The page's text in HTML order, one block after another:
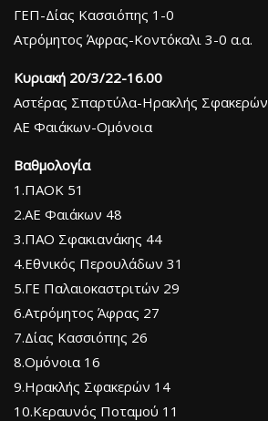
ΓΕΠ-Δίας Κασσιόπης 1-0
Ατρόμητος Άφρας-Κοντόκαλι 3-0 α.α.
Κυριακή 20/3/22-16.00
Αστέρας Σπαρτύλα-Ηρακλής Σφακερών
ΑΕ Φαιάκων-Ομόνοια
Βαθμολογία
1.ΠΑΟΚ 51
2.ΑΕ Φαιάκων 48
3.ΠΑΟ Σφακιανάκης 44
4.Εθνικός Περουλάδων 31
5.ΓΕ Παλαιοκαστριτών 29
6.Ατρόμητος Άφρας 27
7.Δίας Κασσιόπης 26
8.Ομόνοια 16
9.Ηρακλής Σφακερών 14
10.Κεραυνός Ποταμού 11